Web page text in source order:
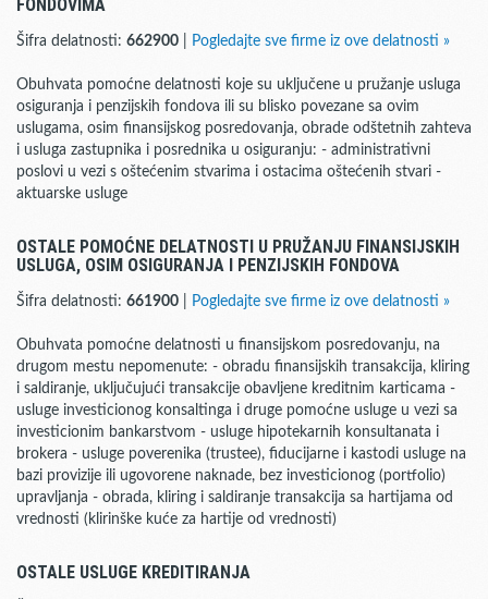
FONDOVIMA
Šifra delatnosti: 662900 Pogledajte sve firme iz ove delatnosti »
Obuhvata pomoćne delatnosti koje su uključene u pružanje usluga
osiguranja i penzijskih fondova ili su blisko povezane sa ovim
uslugama, osim finansijskog posredovanja, obrade odštetnih zahteva
i usluga zastupnika i posrednika u osiguranju: - administrativni
poslovi u vezi s oštećenim stvarima i ostacima oštećenih stvari -
aktuarske usluge
OSTALE POMOĆNE DELATNOSTI U PRUŽANJU FINANSIJSKIH
USLUGA, OSIM OSIGURANJA I PENZIJSKIH FONDOVA
Šifra delatnosti: 661900 Pogledajte sve firme iz ove delatnosti »
Obuhvata pomoćne delatnosti u finansijskom posredovanju, na
drugom mestu nepomenute: - obradu finansijskih transakcija, kliring
i saldiranje, uključujući transakcije obavljene kreditnim karticama -
usluge investicionog konsaltinga i druge pomoćne usluge u vezi sa
investicionim bankarstvom - usluge hipotekarnih konsultanata i
brokera - usluge poverenika (trustee), fiducijarne i kastodi usluge na
bazi provizije ili ugovorene naknade, bez investicionog (portfolio)
upravljanja - obrada, kliring i saldiranje transakcija sa hartijama od
vrednosti (klirinške kuće za hartije od vrednosti)
OSTALE USLUGE KREDITIRANJA